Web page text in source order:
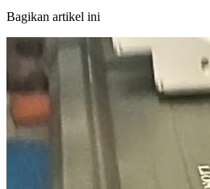
Bagikan artikel ini